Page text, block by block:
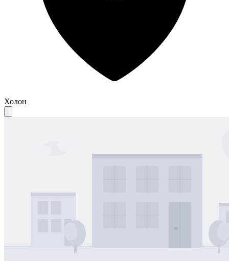
Холон